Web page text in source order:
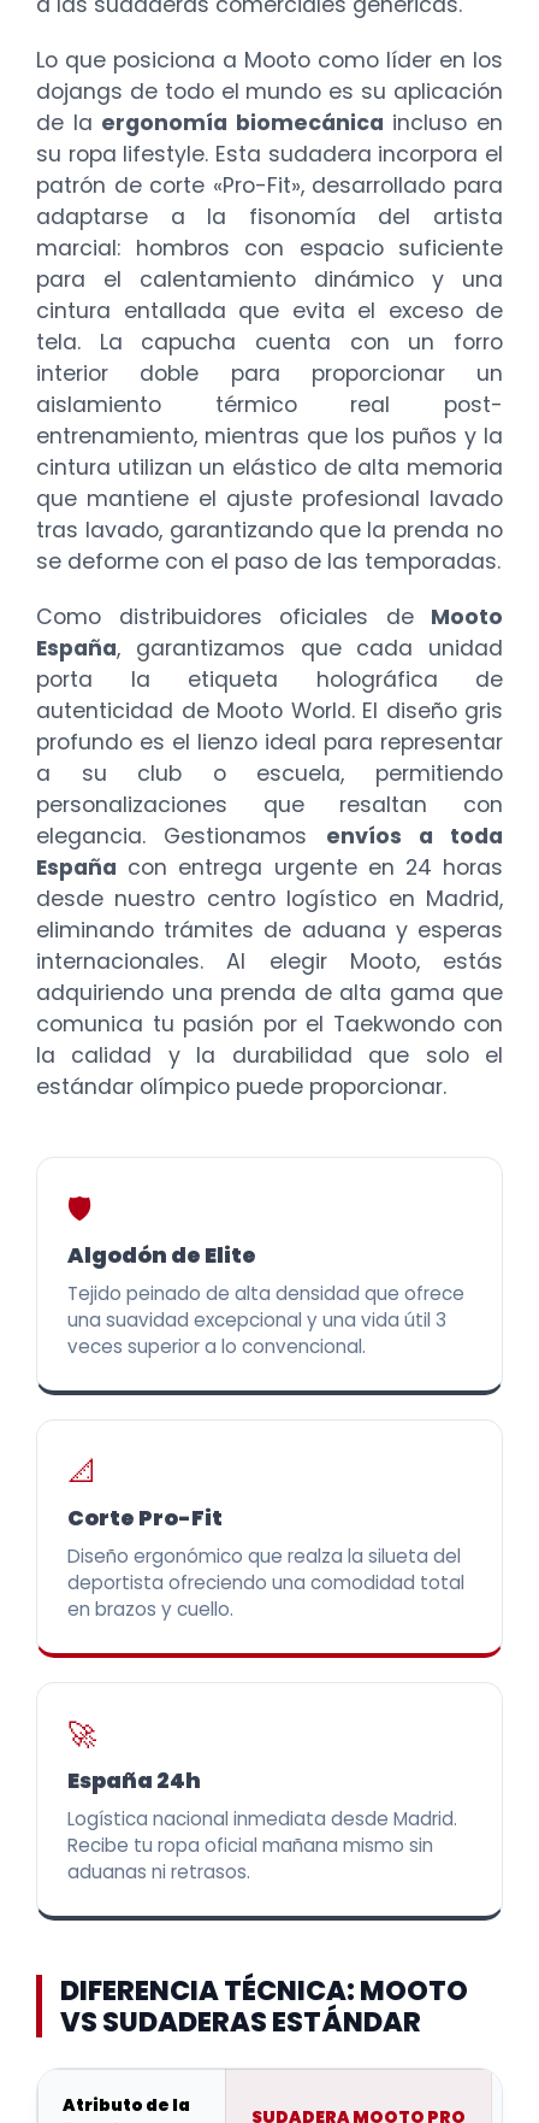
Lo que posiciona a Mooto como líder en los
dojangs de todo el mundo es su aplicación
de la ergonomía biomecánica incluso en
su ropa lifestyle. Esta sudadera incorpora el
patrón de corte «Pro-Fit», desarrollado para
adaptarse a la fisonomía del artista
marcial: hombros con espacio suficiente
para el calentamiento dinámico y una
cintura entallada que evita el exceso de
tela. La capucha cuenta con un forro
interior doble para proporcionar un
aislamiento térmico real post-
entrenamiento, mientras que los puños y la
cintura utilizan un elástico de alta memoria
que mantiene el ajuste profesional lavado
tras lavado, garantizando que la prenda no
se deforme con el paso de las temporadas.
Como distribuidores oficiales de Mooto
España, garantizamos que cada unidad
porta la etiqueta holográfica de
autenticidad de Mooto World. El diseño gris
profundo es el lienzo ideal para representar
a su club o escuela, permitiendo
personalizaciones que resaltan con
elegancia. Gestionamos envíos a toda
España con entrega urgente en 24 horas
desde nuestro centro logístico en Madrid,
eliminando trámites de aduana y esperas
internacionales. Al elegir Mooto, estás
adquiriendo una prenda de alta gama que
comunica tu pasión por el Taekwondo con
la calidad y la durabilidad que solo el
estándar olímpico puede proporcionar.
🛡️
Algodón de Elite
Tejido peinado de alta densidad que ofrece
una suavidad excepcional y una vida útil 3
veces superior a lo convencional.
📐
Corte Pro-Fit
Diseño ergonómico que realza la silueta del
deportista ofreciendo una comodidad total
en brazos y cuello.
🚀
España 24h
Logística nacional inmediata desde Madrid.
Recibe tu ropa oficial mañana mismo sin
aduanas ni retrasos.
DIFERENCIA TÉCNICA: MOOTO
VS SUDADERAS ESTÁNDAR
Atributo de la
SUDADERA MOOTO PRO